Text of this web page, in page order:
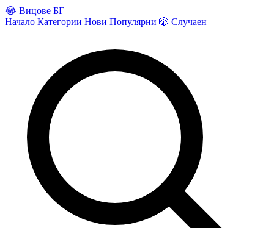
😂 Вицове БГ
Начало Категории Нови Популярни 🎲 Случаен